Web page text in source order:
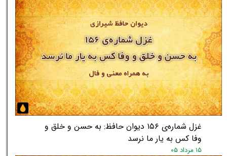
غزل شماره‌ی ۱۵۶ دیوان حافظ: به حسن و خلق و
وفا کس به یار ما نرسد
۱۵ مرداد ۰۵